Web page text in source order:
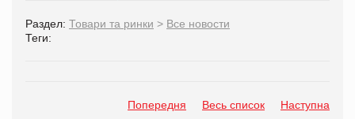
Раздел: Товари та ринки > Все новости
Теги:
Попередня Весь список Наступна